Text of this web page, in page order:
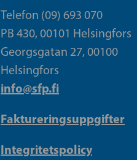
Telefon (09) 693 070
PB 430, 00101 Helsingfors
Georgsgatan 27, 00100
Helsingfors
info@sfp.fi
Faktureringsuppgifter
Integritetspolicy